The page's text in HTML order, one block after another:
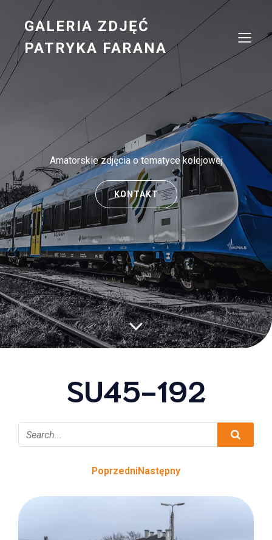
GALERIA ZDJĘĆ
PATRYKA FARANA
Amatorskie zdjęcia o tematyce kolejowej
KONTAKT
SU45-192
PoprzedniNastępny